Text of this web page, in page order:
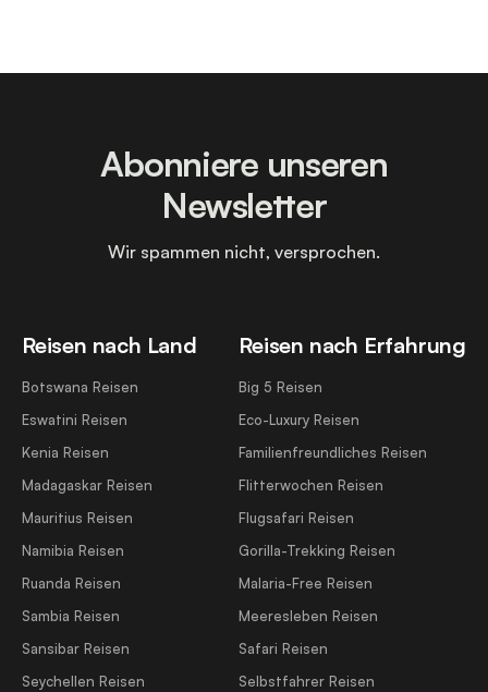
Reisen nach Land
Botswana Reisen
Eswatini Reisen
Kenia Reisen
Madagaskar Reisen
Mauritius Reisen
Namibia Reisen
Ruanda Reisen
Sambia Reisen
Sansibar Reisen
Seychellen Reisen
Reisen nach Erfahrung
Big 5 Reisen
Eco-Luxury Reisen
Familienfreundliches Reisen
Flitterwochen Reisen
Flugsafari Reisen
Gorilla-Trekking Reisen
Malaria-Free Reisen
Meeresleben Reisen
Safari Reisen
Selbstfahrer Reisen
Abonniere unseren
Newsletter
Wir spammen nicht, versprochen.